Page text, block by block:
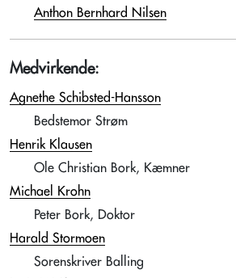
Anthon Bernhard Nilsen
Medvirkende:
Agnethe Schibsted-Hansson
Bedstemor Strøm
Henrik Klausen
Ole Christian Bork, Kæmner
Michael Krohn
Peter Bork, Doktor
Harald Stormoen
Sorenskriver Balling